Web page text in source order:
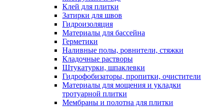
Клей для плитки
Затирки для швов
Гидроизоляция
Материалы для бассейна
Герметики
Наливные полы, ровнители, стяжки
Кладочные растворы
Штукатурки, шпаклевки
Гидрофобизаторы, пропитки, очистители
Материалы для мощения и укладки
тротуарной плитки
Мембраны и полотна для плитки